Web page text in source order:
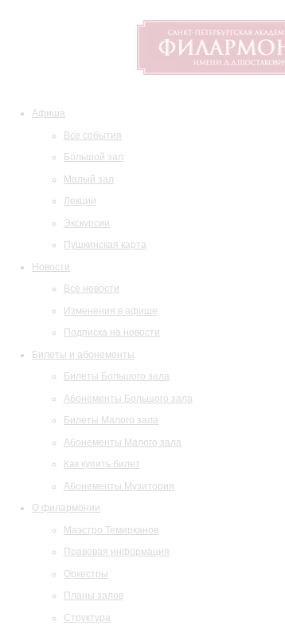
Афиша
Все события
Большой зал
Малый зал
Лекции
Экскурсии
Пушкинская карта
Новости
Все новости
Изменения в афише
Подписка на новости
Билеты и абонементы
Билеты Большого зала
Абонементы Большого зала
Билеты Малого зала
Абонементы Малого зала
Как купить билет
Абонементы Музитория
О филармонии
Маэстро Темирканов
Правовая информация
Оркестры
Планы залов
Структура